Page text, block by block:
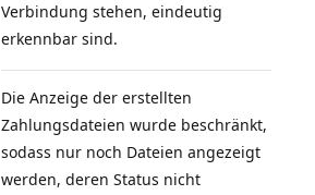
Verbindung stehen, eindeutig
erkennbar sind.
Die Anzeige der erstellten
Zahlungsdateien wurde beschränkt,
sodass nur noch Dateien angezeigt
werden, deren Status nicht